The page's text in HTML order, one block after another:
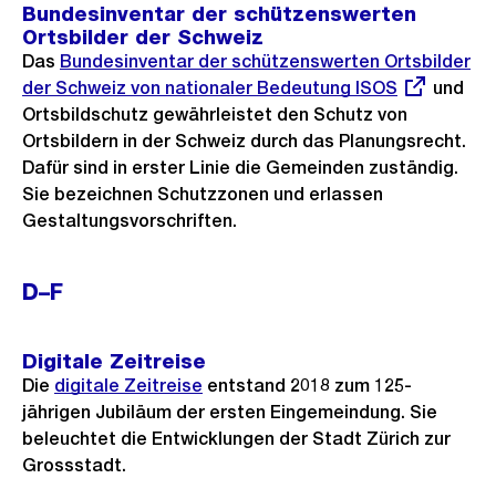
Bundesinventar der schützenswerten
Ortsbilder der Schweiz
Das Externer
Link:
Bundesinventar der schützenswerten Ortsbilder
der Schweiz von nationaler Bedeutung ISOS
und
Ortsbildschutz gewährleistet den Schutz von
Ortsbildern in der Schweiz durch das Planungsrecht.
Dafür sind in erster Linie die Gemeinden zuständig.
Sie bezeichnen Schutzzonen und erlassen
Gestaltungsvorschriften.
D–F
Digitale Zeitreise
Die digitale Zeitreise entstand 2018 zum 125-
jährigen Jubiläum der ersten Eingemeindung. Sie
beleuchtet die Entwicklungen der Stadt Zürich zur
Grossstadt.